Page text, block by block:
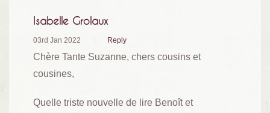
Isabelle Grolaux
03rd Jan 2022 Reply
Chère Tante Suzanne, chers cousins et
cousines,
Quelle triste nouvelle de lire Benoît et